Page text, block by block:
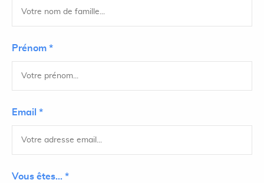
Prénom *
Email *
Vous êtes... *